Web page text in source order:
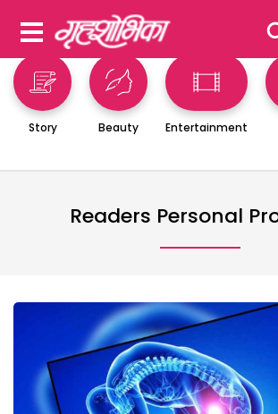
Story Beauty Entertainment
Readers Personal